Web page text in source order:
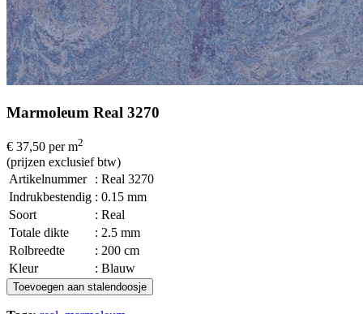
Marmoleum Real 3270
€ 37,50 per m2
(prijzen exclusief btw)
Artikelnummer
: Real 3270
Indrukbestendig : 0.15 mm
Soort
: Real
Totale dikte
: 2.5 mm
Rolbreedte
: 200 cm
Kleur
: Blauw
Toevoegen aan stalendoosje